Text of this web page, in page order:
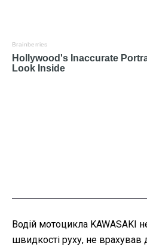
Водій мотоцикла KAWASAKI
швидкості руху, не